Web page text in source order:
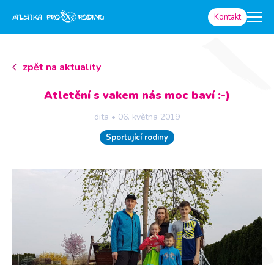
Kontakt
zpět na aktuality
Atletění s vakem nás moc baví :-)
dita • 06. května 2019
Sportující rodiny